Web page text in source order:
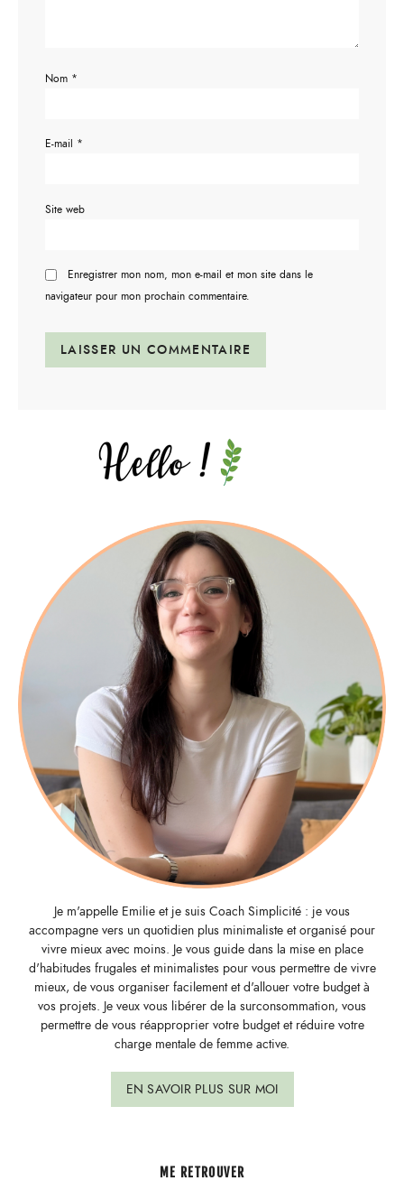
Nom *
E-mail *
Site web
Enregistrer mon nom, mon e-mail et mon site dans le
navigateur pour mon prochain commentaire.
Je m'appelle Emilie et je suis Coach Simplicité : je vous
accompagne vers un quotidien plus minimaliste et organisé pour
vivre mieux avec moins. Je vous guide dans la mise en place
d'habitudes frugales et minimalistes pour vous permettre de vivre
mieux, de vous organiser facilement et d'allouer votre budget à
vos projets. Je veux vous libérer de la surconsommation, vous
permettre de vous réapproprier votre budget et réduire votre
charge mentale de femme active.
EN SAVOIR PLUS SUR MOI
ME RETROUVER